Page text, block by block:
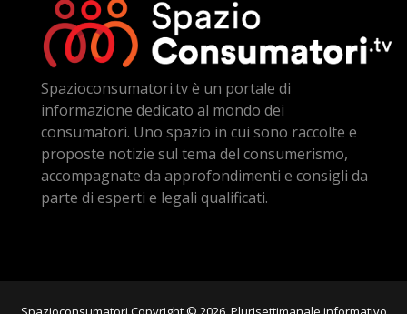
Spazioconsumatori.tv è un portale di
informazione dedicato al mondo dei
consumatori. Uno spazio in cui sono raccolte e
proposte notizie sul tema del consumerismo,
accompagnate da approfondimenti e consigli da
parte di esperti e legali qualificati.